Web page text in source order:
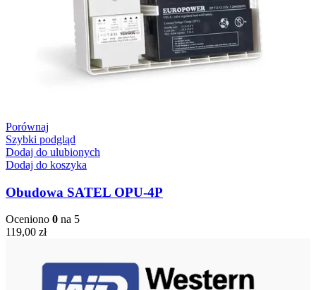
Porównaj
Szybki podgląd
Dodaj do ulubionych
Dodaj do koszyka
Obudowa SATEL OPU-4P
Oceniono 0 na 5
119,00 zł